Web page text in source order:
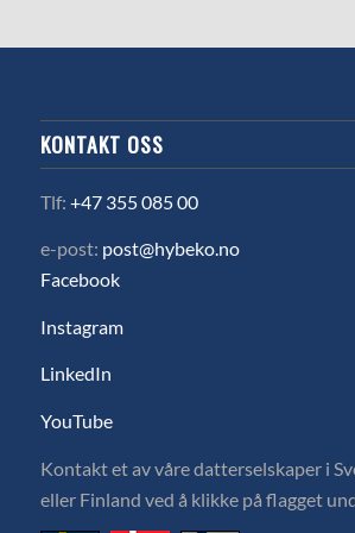
KONTAKT OSS
Tlf: +47 355 085 00
e-post: post@hybeko.no
Facebook
Instagram
LinkedIn
YouTube
Kontakt et av våre datterselskaper i
eller Finland ved å klikke på flagget